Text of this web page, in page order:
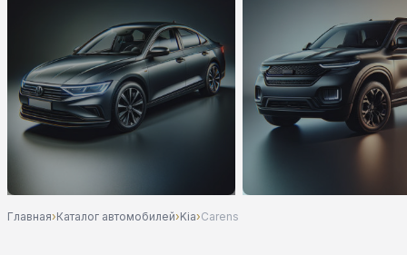
Главная›Каталог автомобилей›Kia›Carens